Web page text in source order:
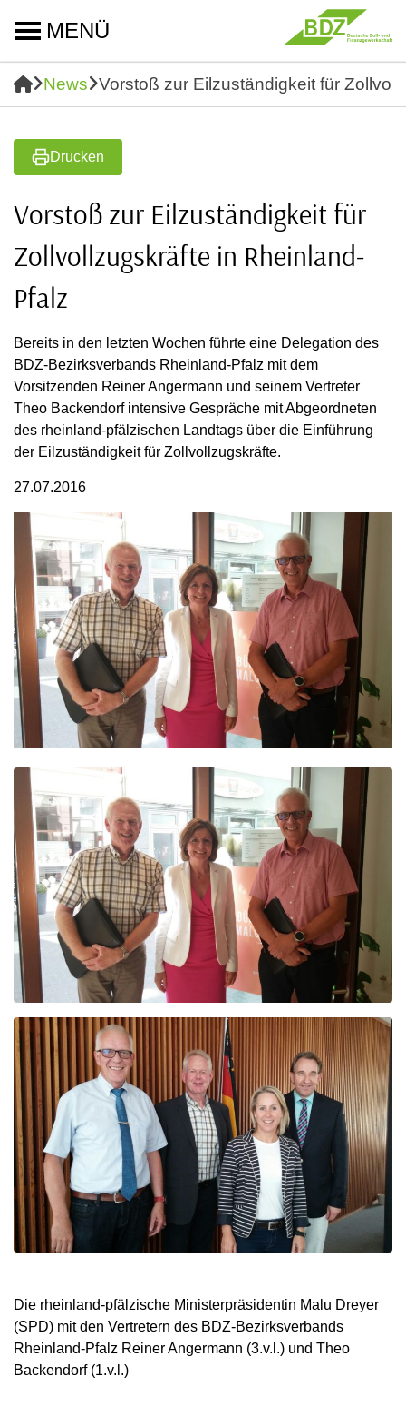
MENÜ
News Vorstoß zur Eilzuständigkeit für
Drucken
Vorstoß zur Eilzuständigkeit für
Zollvollzugskräfte in Rheinland-
Pfalz
Bereits in den letzten Wochen führte eine Delegation des
BDZ-Bezirksverbands Rheinland-Pfalz mit dem
Vorsitzenden Reiner Angermann und seinem Vertreter
Theo Backendorf intensive Gespräche mit Abgeordneten
des rheinland-pfälzischen Landtags über die Einführung
der Eilzuständigkeit für Zollvollzugskräfte.
27.07.2016
Die rheinland-pfälzische Ministerpräsidentin Malu Dreyer
(SPD) mit den Vertretern des BDZ-Bezirksverbands
Rheinland-Pfalz Reiner Angermann (3.v.l.) und Theo
Backendorf (1.v.l.)